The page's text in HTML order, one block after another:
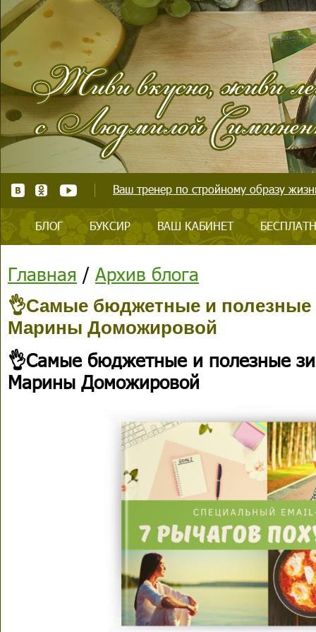
Ваш тренер по стройному образу
БЛОГ БУКСИР ВАШ КАБИНЕТ
Главная / Архив блога
👌Самые бюджетные и полезные
Марины Доможировой
👌Самые бюджетные и полезные
Марины Доможировой